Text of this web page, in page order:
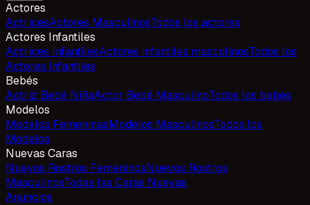
Actores
ActricesActores MasculinosTodos los actores
Actores Infantiles
Actrices InfantilesActores infantiles masculinosTodos los
Actores Infantiles
Bebés
Actriz Bebé NiñaActor Bebé MasculinoTodos los bebés
Modelos
Modelos FemeninasModelos MasculinosTodos los
Modelos
Nuevas Caras
Nuevos Rostros FemeninosNuevos Rostros
MasculinosTodas las Caras Nuevas
Anuncios